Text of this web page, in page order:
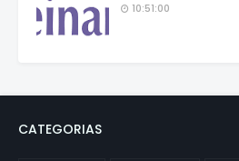
10:51:00
CATEGORIAS